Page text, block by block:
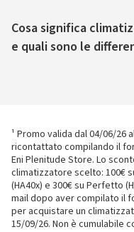
Cosa significa
e quali sono le
¹ Promo valida dal 04/06/26
ricontattato compilando il
Eni Plenitude Store. Lo
climatizzatore scelto: 100€
(HA40x) e 300€ su Perfetto
mail dopo aver compilato il
per acquistare un
15/09/26. Non è cumulabile